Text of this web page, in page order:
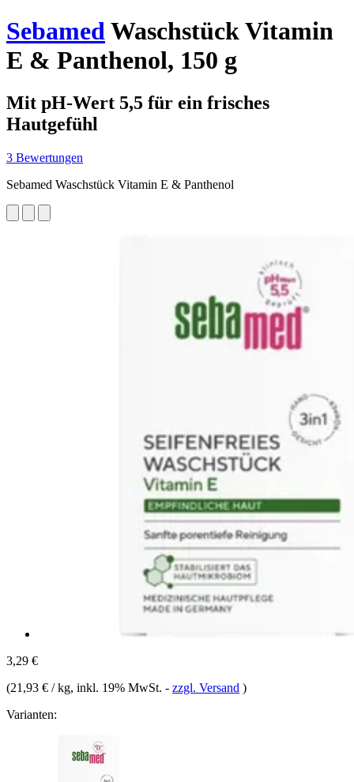
SebamedWaschstück Vitamin
E & Panthenol, 150 g
Mit pH-Wert 5,5 für ein frisches
Hautgefühl
3 Bewertungen
Sebamed Waschstück Vitamin E & Panthenol
3,29 €
(21,93 € / kg, inkl. 19% MwSt. - zzgl. Versand )
Varianten: